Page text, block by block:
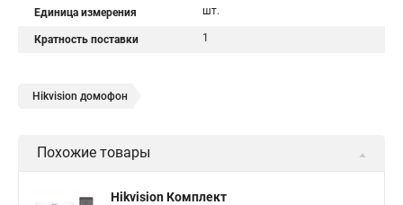
Единица измерения шт.
Кратность поставки 1
Hikvision домофон
Похожие товары
Hikvision Комплект